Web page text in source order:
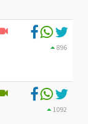
896
1092